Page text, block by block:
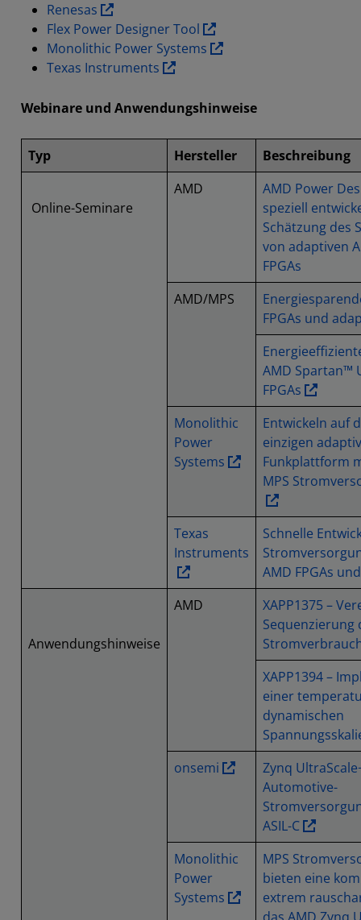
Renesas
Flex Power Designer Tool
Monolithic Power Systems
Texas Instruments
Webinare und Anwendungshinweise
Typ Hersteller Beschreibung
Online-Seminare
AMD
AMD Power
speziell
Schätzung des
von adaptiven
FPGAs
AMD/MPS
FPGAs und
AMD Spartan™
FPGAs
Monolithic
Power
Systems
Entwickeln auf
einzigen
Funkplattform
MPS
Texas
Instruments
Schnelle
AMD FPGAs
Anwendungshinweise
AMD
XAPP1375 –
Sequenzierung
XAPP1394 –
einer
dynamischen
onsemi
Zynq
Automotive-
ASIL-C
Monolithic
Power
Systems
MPS
bieten eine
extrem